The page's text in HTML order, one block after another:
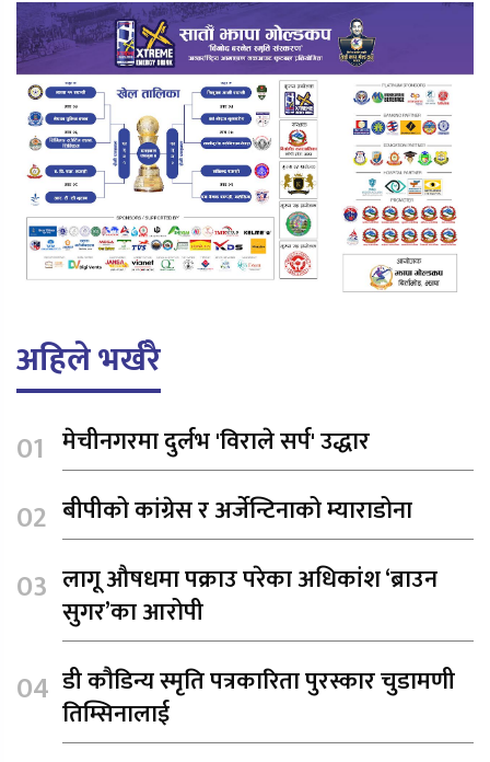
अहिले भर्खरै
मेचीनगरमा दुर्लभ 'विराले सर्प' उद्धार
बीपीको कांग्रेस र अर्जेन्टिनाको म्याराडोना
लागू औषधमा पक्राउ परेका अधिकांश ‘ब्राउन
सुगर’का आरोपी
डी कौडिन्य स्मृति पत्रकारिता पुरस्कार चुडामणी
तिम्सिनालाई